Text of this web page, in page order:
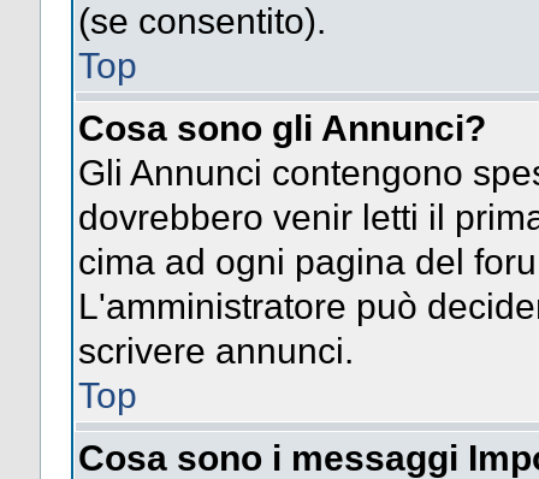
(se consentito).
Top
Cosa sono gli Annunci?
Gli Annunci contengono
dovrebbero venir letti il
cima ad ogni pagina del
L'amministratore può
scrivere annunci.
Top
Cosa sono i messaggi